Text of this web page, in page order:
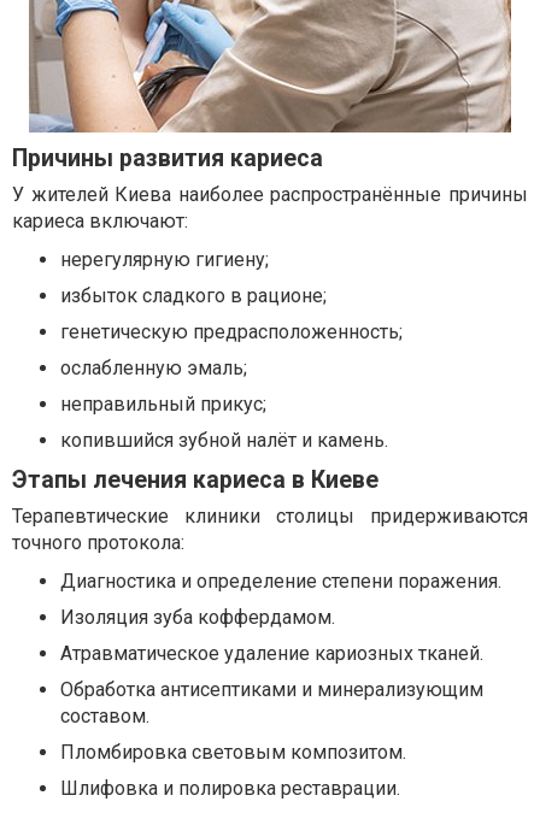
Причины развития кариеса
У жителей Киева наиболее распространённые причины
кариеса включают:
нерегулярную гигиену;
избыток сладкого в рационе;
генетическую предрасположенность;
ослабленную эмаль;
неправильный прикус;
копившийся зубной налёт и камень.
Этапы лечения кариеса в Киеве
Терапевтические клиники столицы придерживаются
точного протокола:
Диагностика и определение степени поражения.
Изоляция зуба коффердамом.
Атравматическое удаление кариозных тканей.
Обработка антисептиками и минерализующим
составом.
Пломбировка световым композитом.
Шлифовка и полировка реставрации.